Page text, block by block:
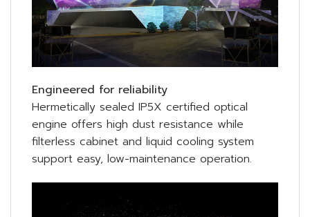
Engineered for reliability
Hermetically sealed IP5X certified optical
engine offers high dust resistance while
filterless cabinet and liquid cooling system
support easy, low-maintenance operation.